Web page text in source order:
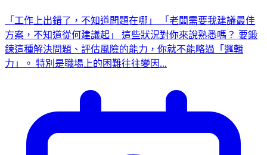
「工作上出錯了，不知道問題在哪」 「老闆需要我建議最佳
方案，不知道從何建議起」 這些狀況對你來說熟悉嗎？ 要鍛
鍊這種解決問題、評估風險的能力，你就不能略過「邏輯
力」。 特別是職場上的困難往往變因...